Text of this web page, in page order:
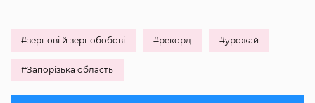
#зернові й зернобобові #рекорд #урожай
#Запорізька область